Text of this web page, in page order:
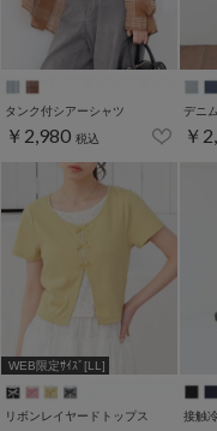
タンク付シアーシャツ
￥2,980 税込
デニ
￥
WEB限定ｻｲｽﾞ[LL]
リボンレイヤードトップス 接触